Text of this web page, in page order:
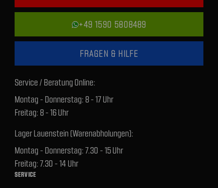
+49 1590 5808489
FRAGEN & HILFE
Service / Beratung Online:
Montag - Donnerstag: 8 - 17 Uhr
Freitag: 8 - 16 Uhr
Lager Lauenstein (Warenabholungen):
Montag - Donnerstag: 7.30 - 15 Uhr
Freitag: 7.30 - 14 Uhr
SERVICE